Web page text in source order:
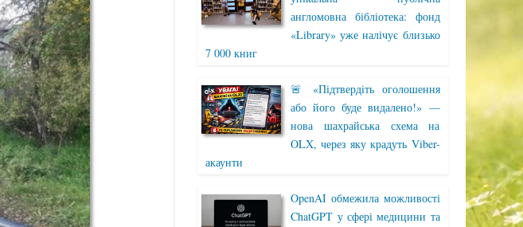
англомовна бібліотека: фонд
«Library» уже налічує близько
7 000 книг
🚨 «Підтвердіть оголошення
або його буде видалено!» —
нова шахрайська схема на
OLX, через яку крадуть Viber-
акаунти
OpenAI обмежила можливості
ChatGPT у сфері медицини та